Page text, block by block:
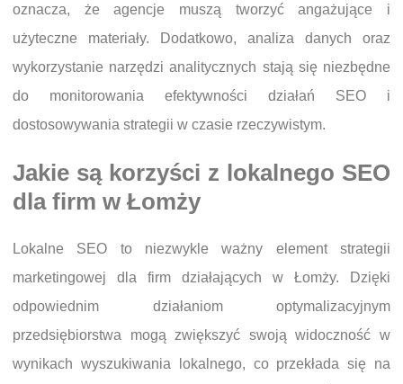
oznacza, że agencje muszą tworzyć angażujące i
użyteczne materiały. Dodatkowo, analiza danych oraz
wykorzystanie narzędzi analitycznych stają się niezbędne
do monitorowania efektywności działań SEO i
dostosowywania strategii w czasie rzeczywistym.
Jakie są korzyści z lokalnego SEO
dla firm w Łomży
Lokalne SEO to niezwykle ważny element strategii
marketingowej dla firm działających w Łomży. Dzięki
odpowiednim działaniom optymalizacyjnym
przedsiębiorstwa mogą zwiększyć swoją widoczność w
wynikach wyszukiwania lokalnego, co przekłada się na